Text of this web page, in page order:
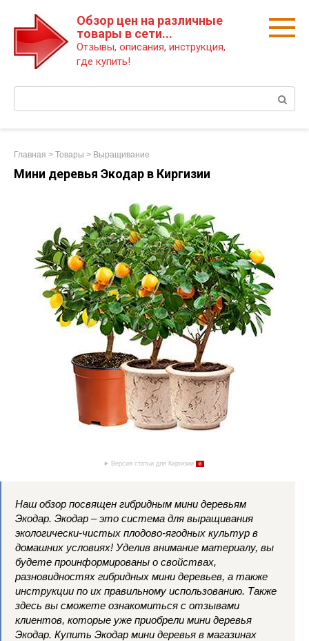
Обзор цен на различные
товары в сети...
Отзывы, описания, инструкция,
где купить!
Главная > Товары > Выращивание
Мини деревья Экодар в Киргизии
Версия статьи для Киргизии
Наш обзор посвящен гибридным мини деревьям
Экодар. Экодар – это система для выращивания
экологически-чистых плодово-ягодных культур в
домашних условиях! Уделив внимание материалу, вы
будете проинформированы о свойствах,
разновидностях гибридных мини деревьев, а также
инструкции по их правильному использованию. Также
здесь вы сможете ознакомиться с отзывами
клиентов, которые уже приобрели мини деревья
Экодар. Купить Экодар мини деревья в магазинах